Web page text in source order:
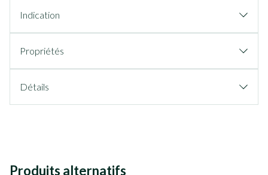
Indication
Propriétés
Détails
Produits alternatifs